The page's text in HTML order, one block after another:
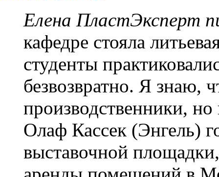
Елена ПластЭксперт
кафедре стояла
студенты
безвозвратно. Я знаю,
производственники,
Олаф Кассек (Энгель)
выставочной